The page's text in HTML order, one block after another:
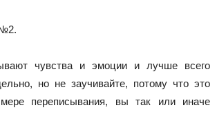
чувства и эмоции и лучше всего
но не заучивайте, потому что это
переписывания, вы так или иначе